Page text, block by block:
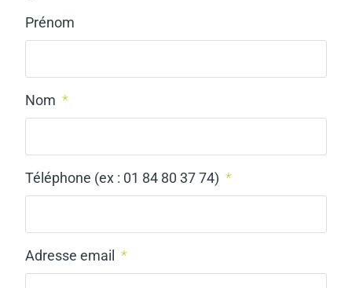
Prénom
Nom *
Téléphone (ex : 01 84 80 37 74) *
Adresse email *